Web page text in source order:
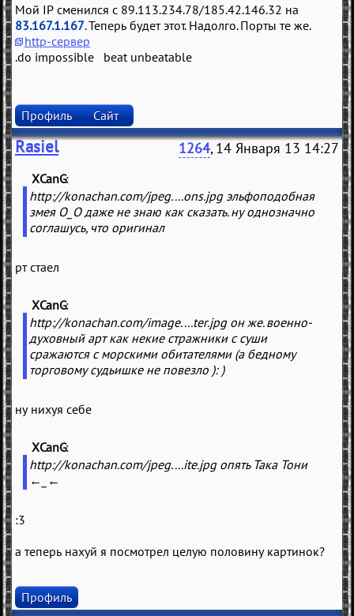
Мой IP сменился с 89.113.234.78/185.42.146.32 на
83.167.1.167. Теперь будет этот. Надолго. Порты те же.
http-сервер
.do impossible beat unbeatable
Профиль Сайт
Rasiel 1264, 14 Января 13 14:27
XCanG
http://konachan.com/jpeg....ons.jpg эльфоподобная
змея О_О даже не знаю как сказать. ну однозначно
соглашусь, что оригинал
рт стаел
XCanG
http://konachan.com/image....ter.jpg он же. военно-
духовный арт как некие стражники с суши
сражаются с морскими обитателями (а бедному
торговому судьишке не повезло ): )
ну нихуя себе
XCanG
http://konachan.com/jpeg....ite.jpg опять Така Тони
←_←
:3
а теперь нахуй я посмотрел целую половину картинок?
Профиль